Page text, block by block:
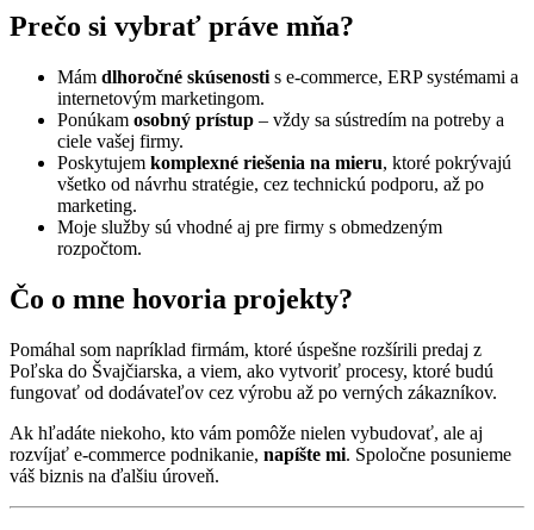
Prečo si vybrať práve mňa?
Mám dlhoročné skúsenosti s e-commerce, ERP systémami a
internetovým marketingom.
Ponúkam osobný prístup – vždy sa sústredím na potreby a
ciele vašej firmy.
Poskytujem komplexné riešenia na mieru, ktoré pokrývajú
všetko od návrhu stratégie, cez technickú podporu, až po
marketing.
Moje služby sú vhodné aj pre firmy s obmedzeným
rozpočtom.
Čo o mne hovoria projekty?
Pomáhal som napríklad firmám, ktoré úspešne rozšírili predaj z
Poľska do Švajčiarska, a viem, ako vytvoriť procesy, ktoré budú
fungovať od dodávateľov cez výrobu až po verných zákazníkov.
Ak hľadáte niekoho, kto vám pomôže nielen vybudovať, ale aj
rozvíjať e-commerce podnikanie, napíšte mi. Spoločne posunieme
váš biznis na ďalšiu úroveň.